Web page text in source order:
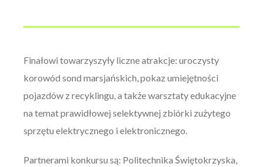
Finałowi towarzyszyły liczne atrakcje: uroczysty
korowód sond marsjańskich, pokaz umiejętności
pojazdów z recyklingu, a także warsztaty edukacyjne
na temat prawidłowej selektywnej zbiórki zużytego
sprzętu elektrycznego i elektronicznego.
Partnerami konkursu są: Politechnika Świętokrzyska,